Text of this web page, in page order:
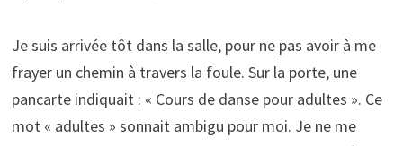
Je suis arrivée tôt dans la salle, pour ne pas avoir à me
frayer un chemin à travers la foule. Sur la porte, une
pancarte indiquait : « Cours de danse pour adultes ». Ce
mot « adultes » sonnait ambigu pour moi. Je ne me